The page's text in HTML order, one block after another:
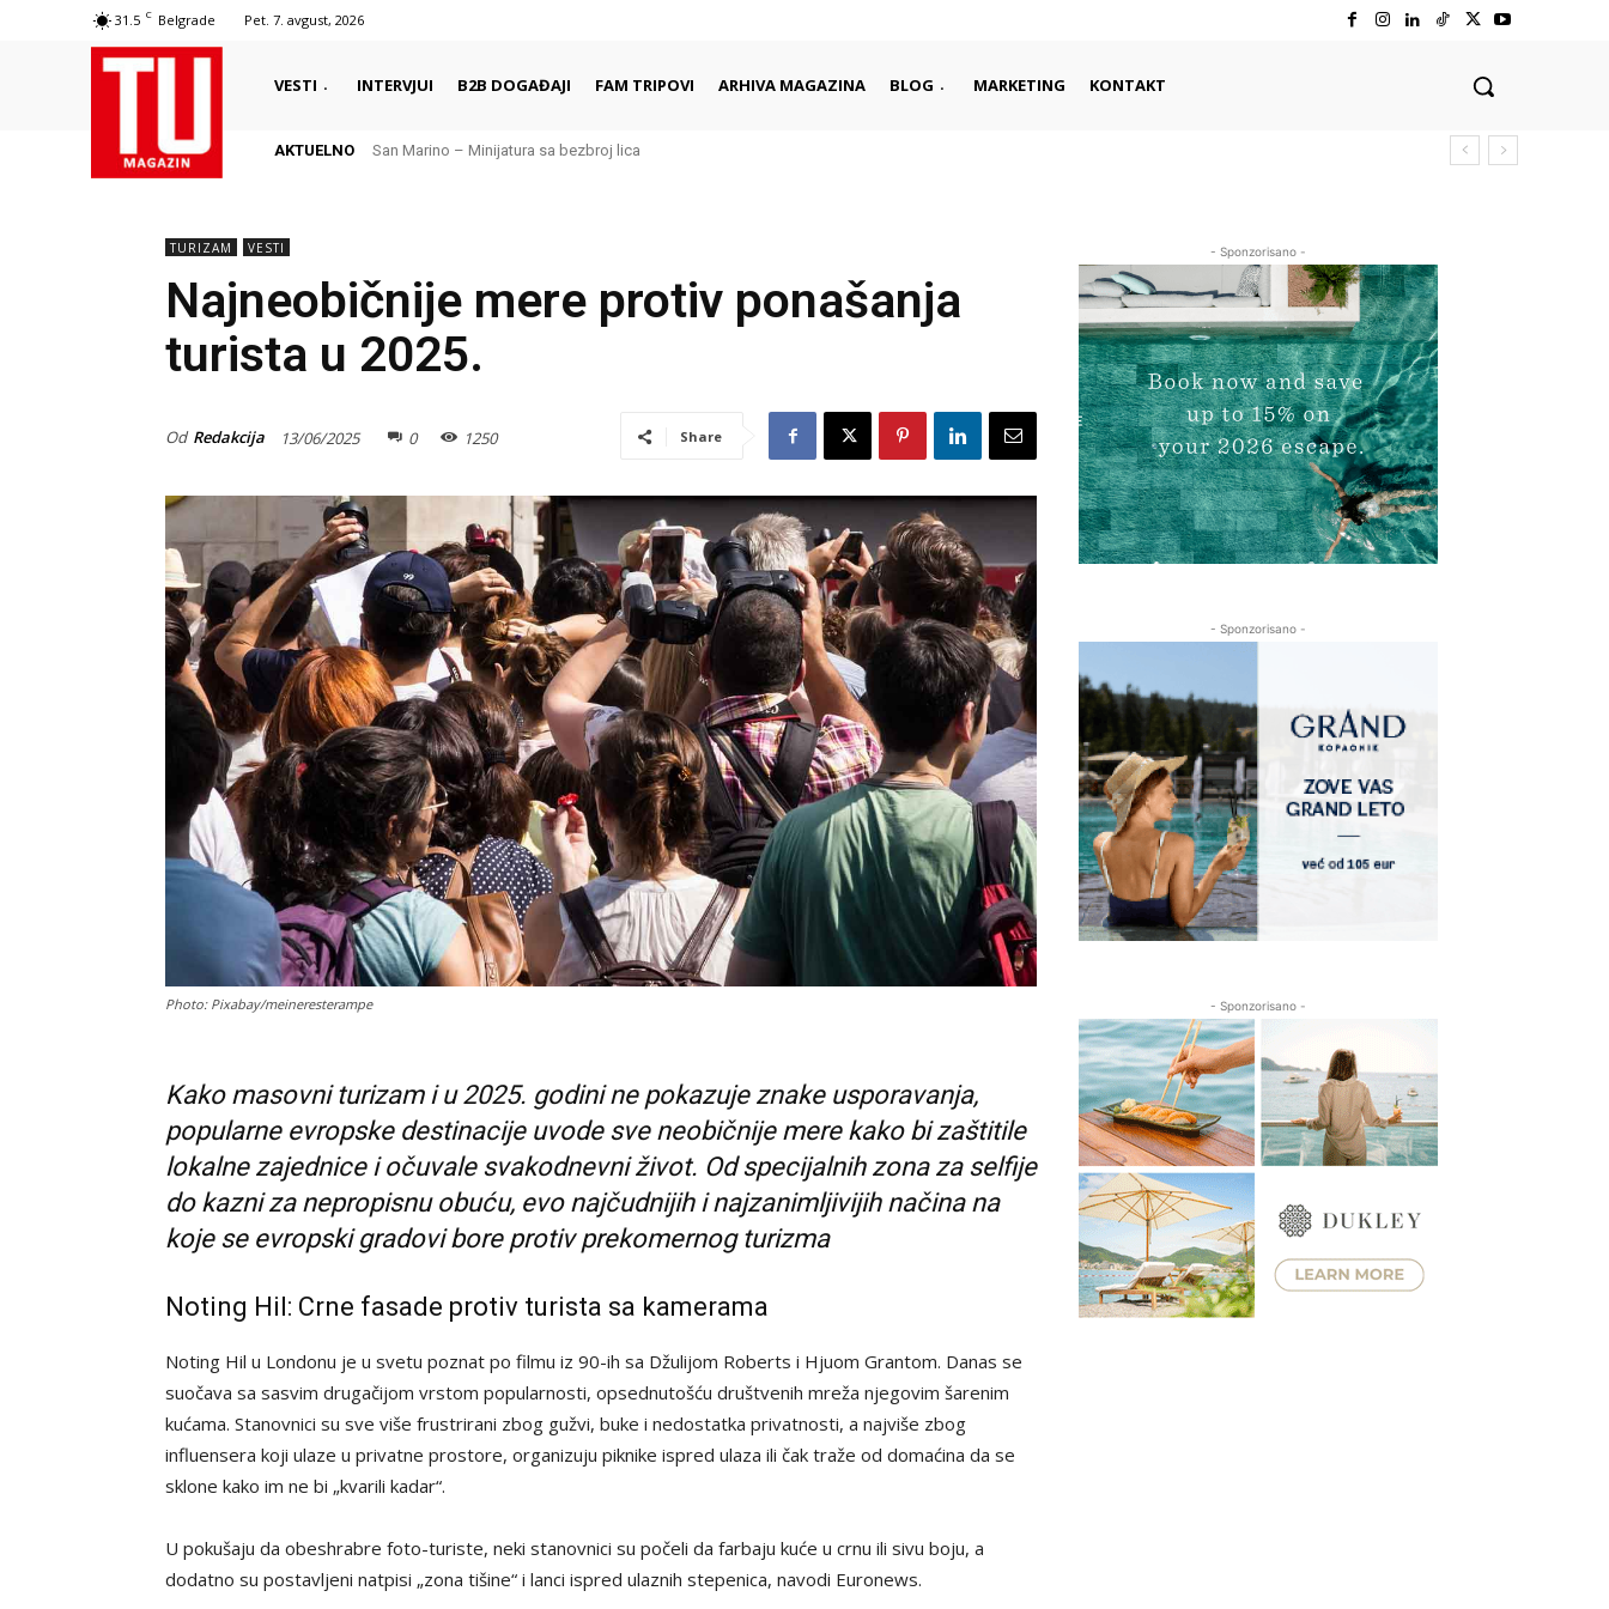
31.5 C Belgrade Pet. 7. avgust, 2026
VESTI INTERVJUI B2B DOGAĐAJI FAM TRIPOVI ARHIVA MAGAZINA BLOG MARKETING KONTAKT
AKTUELNO San Marino – Minijatura sa bezbroj lica
TURIZAM VESTI
Najneobičnije mere protiv ponašanja
turista u 2025.
Od Redakcija 13/06/2025 0 1250 Share
Photo: Pixabay/meineresterampe
Kako masovni turizam i u 2025. godini ne pokazuje znake usporavanja,
popularne evropske destinacije uvode sve neobičnije mere kako bi zaštitile
lokalne zajednice i očuvale svakodnevni život. Od specijalnih zona za selfije
do kazni za nepropisnu obuću, evo najčudnijih i najzanimljivijih načina na
koje se evropski gradovi bore protiv prekomernog turizma
Noting Hil: Crne fasade protiv turista sa kamerama
Noting Hil u Londonu je u svetu poznat po filmu iz 90-ih sa Džulijom Roberts i Hjuom Grantom. Danas se
suočava sa sasvim drugačijom vrstom popularnosti, opsednutošću društvenih mreža njegovim šarenim
kućama. Stanovnici su sve više frustrirani zbog gužvi, buke i nedostatka privatnosti, a najviše zbog
influensera koji ulaze u privatne prostore, organizuju piknike ispred ulaza ili čak traže od domaćina da se
sklone kako im ne bi „kvarili kadar“.
U pokušaju da obeshrabre foto-turiste, neki stanovnici su počeli da farbaju kuće u crnu ili sivu boju, a
dodatno su postavljeni natpisi „zona tišine“ i lanci ispred ulaznih stepenica, navodi Euronews.
- Sponzorisano -
- Sponzorisano -
- Sponzorisano -